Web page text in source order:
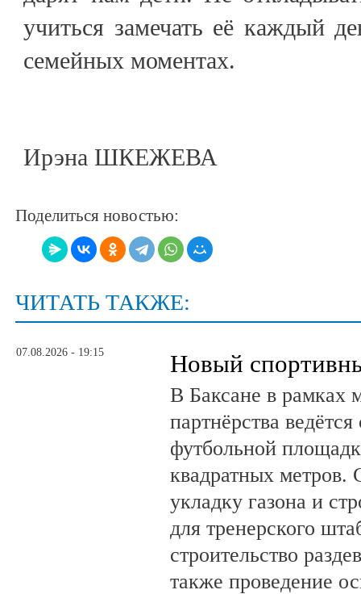
учиться замечать её каждый
семейных моментах.
Ирэна ШКЕЖЕВА
Поделиться новостью:
ЧИТАТЬ ТАКЖЕ:
07.08.2026 - 19:15 Новый
В Баксане в рамках
партнёрства
футбольной
квадратных метров.
укладку газона и
для тренерского
строительство
также проведение